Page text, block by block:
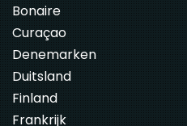
Bonaire
Curaçao
Denemarken
Duitsland
Finland
Frankrijk